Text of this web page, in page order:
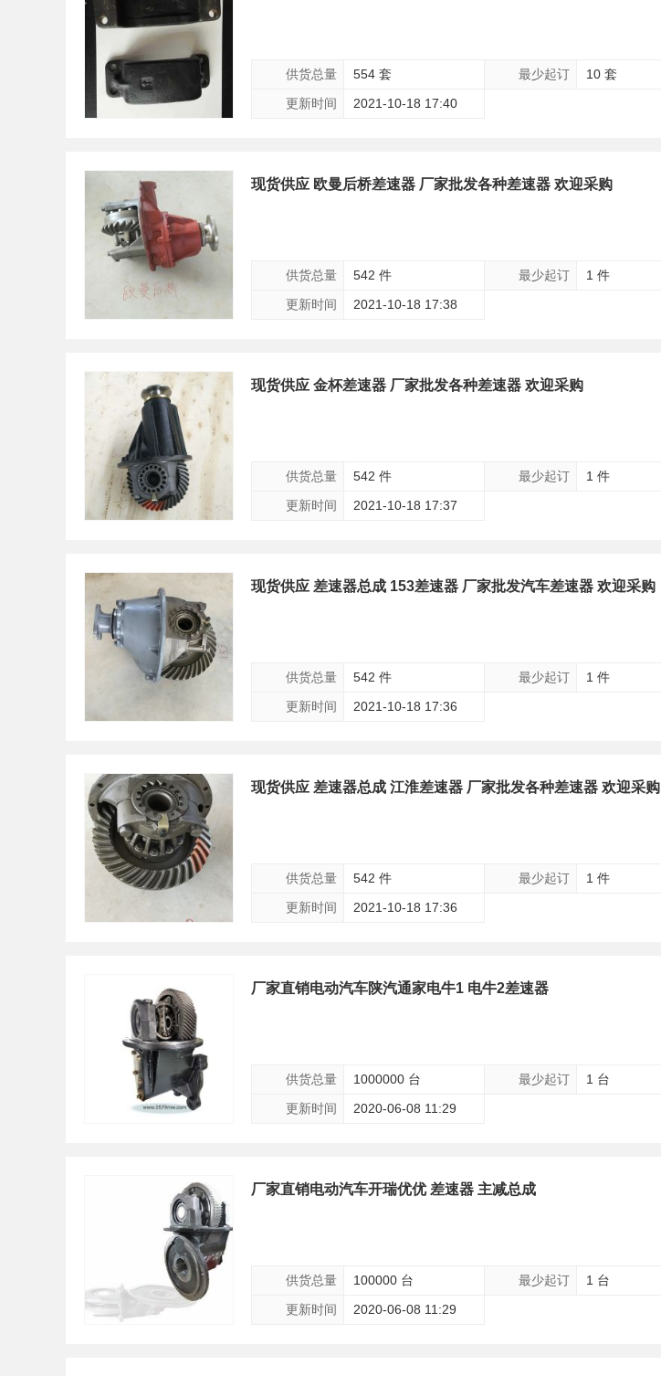
供货总量 554 套 最少起订
10 套
更新时间
2021-10-18 17:40
现货供应 欧曼后桥差速器 厂家批发各种差速器 欢迎采购
供货总量 542 件 最少起订
1 件
更新时间
2021-10-18 17:38
现货供应 金杯差速器 厂家批发各种差速器 欢迎采购
供货总量 542 件 最少起订
1 件
更新时间
2021-10-18 17:37
现货供应 差速器总成 153差速器 厂家批发汽车差速器 欢迎采购
供货总量 542 件 最少起订
1 件
更新时间
2021-10-18 17:36
现货供应 差速器总成 江淮差速器 厂家批发各种差速器 欢迎采购
供货总量 542 件 最少起订
1 件
更新时间
2021-10-18 17:36
厂家直销电动汽车陕汽通家电牛1 电牛2差速器
供货总量 1000000 台 最少起订
1 台
更新时间
2020-06-08 11:29
厂家直销电动汽车开瑞优优 差速器 主减总成
供货总量 100000 台 最少起订
1 台
更新时间
2020-06-08 11:29